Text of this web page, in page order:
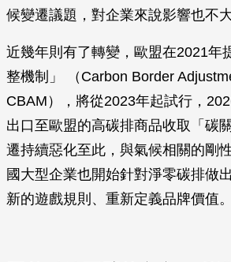
候變遷議題，對企業來說影響也不大
近幾年則有了轉變，歐盟在2021年
整機制」 （Carbon Border
CBAM），將從2023年起試行，
出口至歐盟的高碳排商品收取「碳
遷持續惡化至此，與氣候相關的剛
國大型企業也開始針對淨零碳排做
新的遊戲規則、重新定義品牌價值。